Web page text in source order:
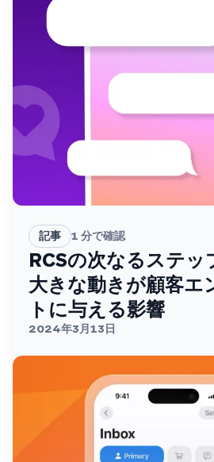
記事 1 分で確認
RCSの次なるステ
大きな動きが顧客エ
トに与える影響
2024年3月13日